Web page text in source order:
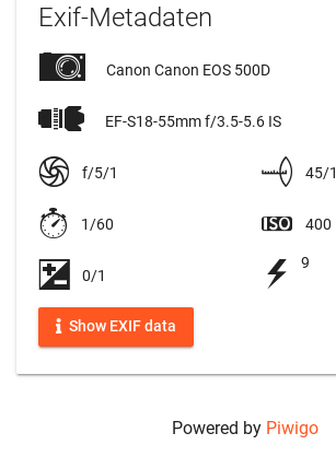
Exif-Metadaten
Canon Canon EOS 500D
EF-S18-55mm f/3.5-5.6 IS
f/5/1 45/1
1/60 400
0/1
9
Show EXIF data
Powered by Piwigo